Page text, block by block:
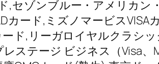
,セゾンブルー・アメリカ
カード,ミズノマービス
ド,リーガロイヤルクラシ
レステージ ビジネス（Visa